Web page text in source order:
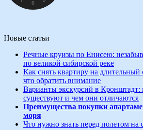
Новые статьи
Речные круизы по Енисею:
по великой сибирской реке
Как снять квартиру на длительный
что обратить внимание
Варианты экскурсий в Кронштадт:
существуют и чем они отличаются
Преимущества покупки
моря
Что нужно знать перед полетом на